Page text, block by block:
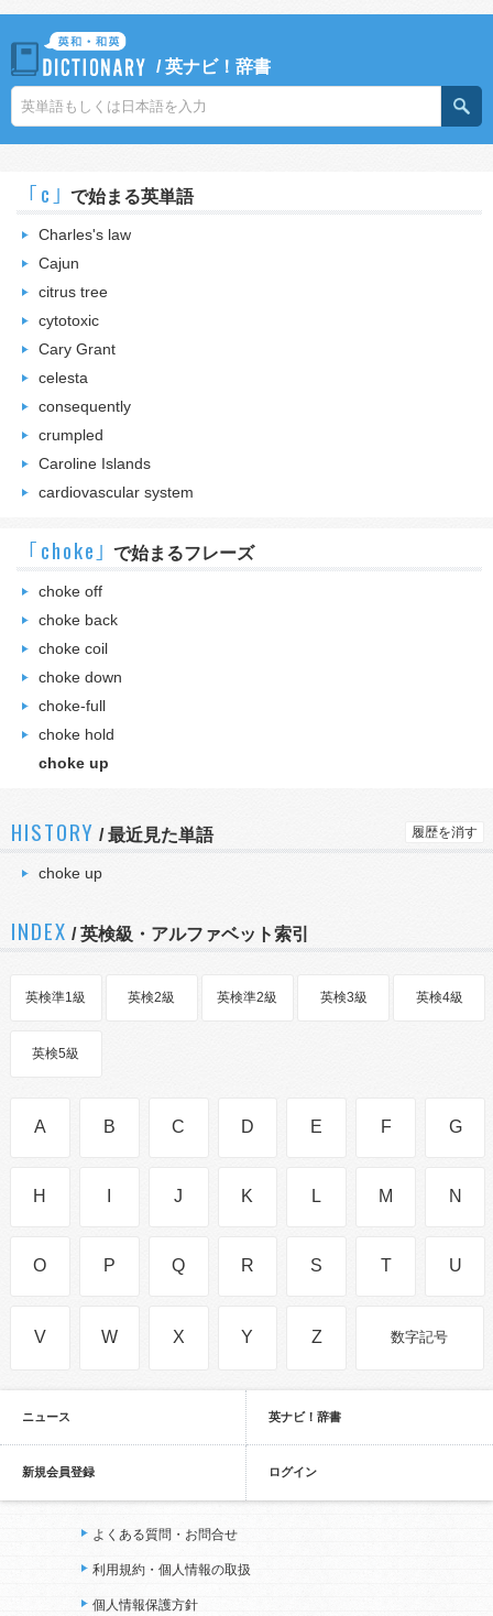
/英ナビ！辞書
｢c｣ で始まる英単語
Charles's law
Cajun
citrus tree
cytotoxic
Cary Grant
celesta
consequently
crumpled
Caroline Islands
cardiovascular system
｢choke｣ で始まるフレーズ
choke off
choke back
choke coil
choke down
choke-full
choke hold
choke up
HISTORY /最近見た単語 履歴を消す
choke up
INDEX / 英検級・アルファベット索引
英検準1級 英検2級 英検準2級 英検3級 英検4級
英検5級
A B C D E F G
H J K L M N
O P Q R S T U
V W X Y Z 数字記号
ニュース 英ナビ！辞書
新規会員登録 ログイン
よくある質問・お問合せ
利用規約・個人情報の取扱
個人情報保護方針